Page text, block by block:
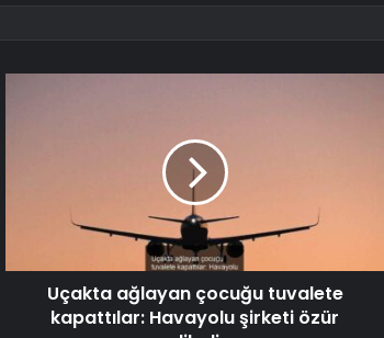
Uçakta ağlayan çocuğu tuvalete
kapattılar: Havayolu şirketi özür